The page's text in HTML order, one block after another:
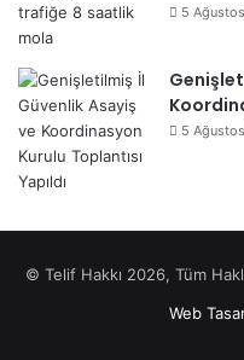
5
5
© Telif Hakkı 2026, Tüm
Web